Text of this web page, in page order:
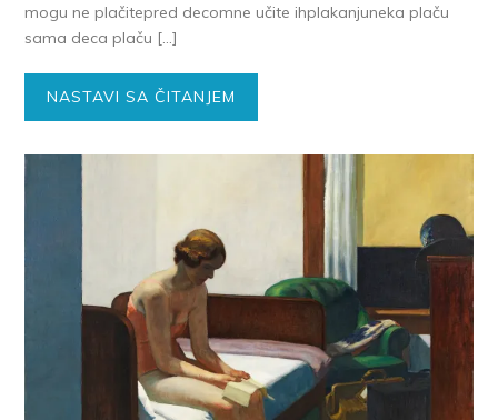
mogu ne plačitepred decomne učite ihplakanjuneka plaču
sama deca plaču […]
NASTAVI SA ČITANJEM